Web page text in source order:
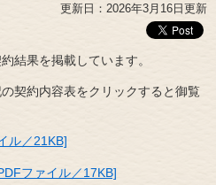
更新日：2026年3月16日更新
結果を掲載しています。
契約内容表をクリックすると御覧
ル／21KB]
ファイル／17KB]